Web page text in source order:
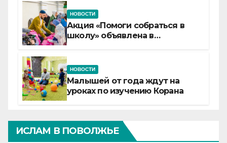
НОВОСТИ
Акция «Помоги собраться в
школу» объявлена в
НОВОСТИ
Малышей от года ждут на
уроках по изучению Корана
ИСЛАМ В ПОВОЛЖЬЕ